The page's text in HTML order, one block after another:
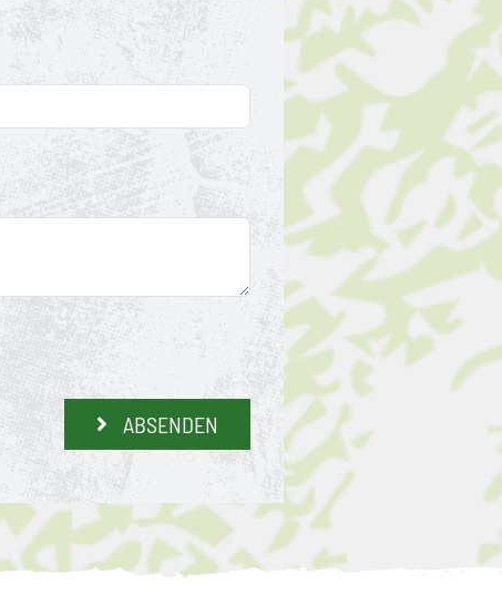
ABSENDEN